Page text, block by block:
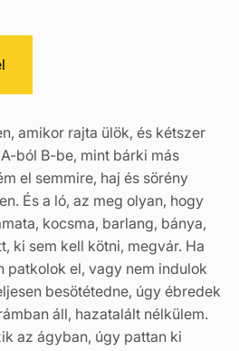
amikor rajta ülök, és kétszer
ból B-be, mint bárki más
el semmire, haj és sörény
És a ló, az meg olyan, hogy
kocsma, barlang, bánya,
ki sem kell kötni, megvár. Ha
patkolok el, vagy nem indulok
besötétedne, úgy ébredek
áll, hazatalált nélkülem.
az ágyban, úgy pattan ki